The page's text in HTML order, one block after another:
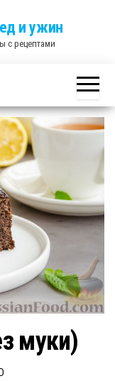
и ужин
с рецептами
муки)